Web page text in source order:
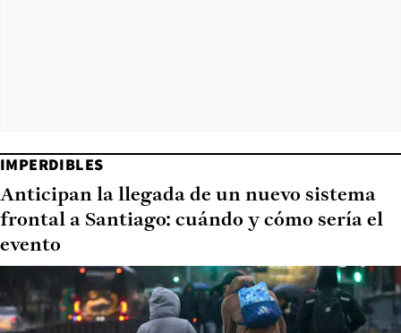
IMPERDIBLES
Anticipan la llegada de un nuevo sistema
frontal a Santiago: cuándo y cómo sería el
evento